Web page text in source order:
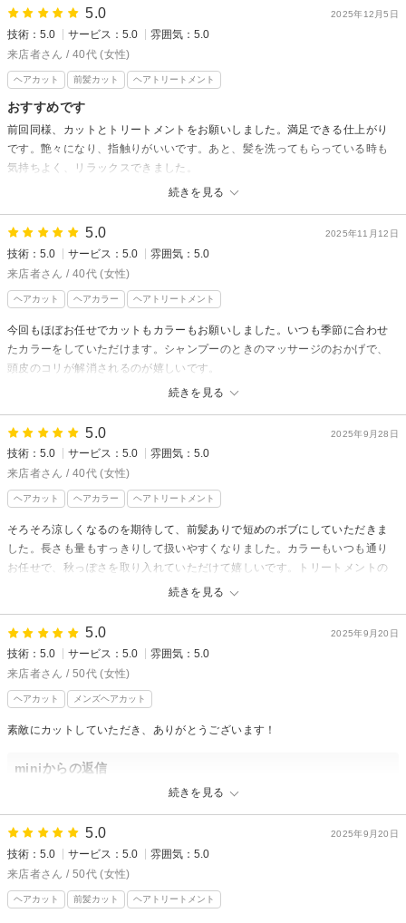
お忙しい中、嬉しいクチコミ頂き
有難うございます♪
またのご来店心よりお待ちしております♪
アイホシシュリ
った気がします。今回の仕上がりが過去イチつやつやでびっくりするレベル
また来年もよろしくお願いいたします。
miniからの返信
来店者様
先日はご来店頂き有難う御座います♪
今年最後の施術お任せ頂き有難う御座います◎
仕上がり今回もとてもお似合いでした(^^)
嬉しいクチコミ頂き有難う御座います！
またのご来店心よりお待ちしております♪
相星慎也
2025年12月5日
5.0
技術：5.0 サービス：5.0
雰囲気：5.0
来店者さん / 40代 (女性)
ヘアカット 前髪カット ヘアトリートメント
おすすめです
続きを見る
前回同様、カットとトリートメントをお願いしました。満足できる仕上がり
です。艶々になり、指触りがいいです。あと、髪を洗ってもらっている時も
気持ちよく、リラックスできました。
お店はナチュラルな雰囲気でとても落ち着ける居心地のいい空間です。
容院です。
miniからの返信
先日はご来店頂き有難う御座います♪
お店の雰囲気や仕上がりなど
気に入って頂き嬉しいです(^^)
完全個室のプライベート空間で周りを気にせず
また、完全予約制になりますので
待ち時間もなくスムーズに施術をさせて頂きます◎
嬉しいクチコミ頂き有難う御座います！
またのご来店心よりお待ちしております♪
相星慎也
2025年11月12日
5.0
技術：5.0 サービス：5.0
雰囲気：5.0
来店者さん / 40代 (女性)
ヘアカット ヘアカラー ヘアトリートメント
続きを見る
今回もほぼお任せでカットもカラーもお願いしました。いつも季節に合わせ
たカラーをしていただけます。シャンプーのときのマッサージのおかげで、
頭皮のコリが解消されるのが嬉しいです。
今回初めて利用した、美容師さんお墨付きのシャンプーとトリートメントが
来店者様
定期的にメンテナンスをお任せ頂き
頭皮や髪もとてもキレイで素敵です◎
ホームケアもしっかりして頂くと
冬の乾燥も気になりにくいので
次回も楽しみにお待ちしております♪
相星慎也
2025年9月28日
5.0
技術：5.0 サービス：5.0
雰囲気：5.0
来店者さん / 40代 (女性)
ヘアカット ヘアカラー ヘアトリートメント
続きを見る
そろそろ涼しくなるのを期待して、前髪ありで短めのボブにしていただきま
した。長さも量もすっきりして扱いやすくなりました。カラーもいつも通り
お任せで、秋っぽさを取り入れていただけて嬉しいです。トリートメントの
おかげで髪もぷるぷるで夏のダメージも全く感じません。また次回もよろし
来店者様
来店者様の髪質や骨格、季節に合わせた
カラーの色味に仕上げさせて頂きました◎
次回もお任せください！
嬉しいクチコミ頂き有難う御座います！
またのご来店心よりお待ちしております♪
相星慎也
2025年9月20日
5.0
技術：5.0 サービス：5.0
雰囲気：5.0
来店者さん / 50代 (女性)
ヘアカット メンズヘアカット
続きを見る
素敵にカットしていただき、ありがとうございます！
miniからの返信
来店者様の髪質や骨格に合わせて
施術させて頂きました◎
気に入って頂き嬉しいです(^^)
次回もお任せください！
2025年9月20日
5.0
技術：5.0 サービス：5.0
雰囲気：5.0
来店者さん / 50代 (女性)
ヘアカット 前髪カット ヘアトリートメント